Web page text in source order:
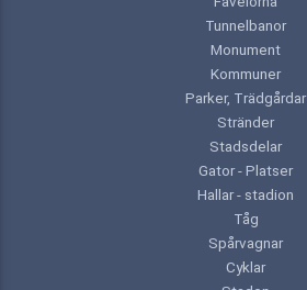
Tunnelbanor
Monument
Kommuner
Parker, Trädgårdar
Stränder
Stadsdelar
Gator - Platser
Hallar - stadion
Tåg
Spårvagnar
Cyklar